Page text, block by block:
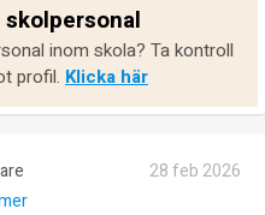
inom skola? Ta kontroll
profil. Klicka här
28 feb 2026